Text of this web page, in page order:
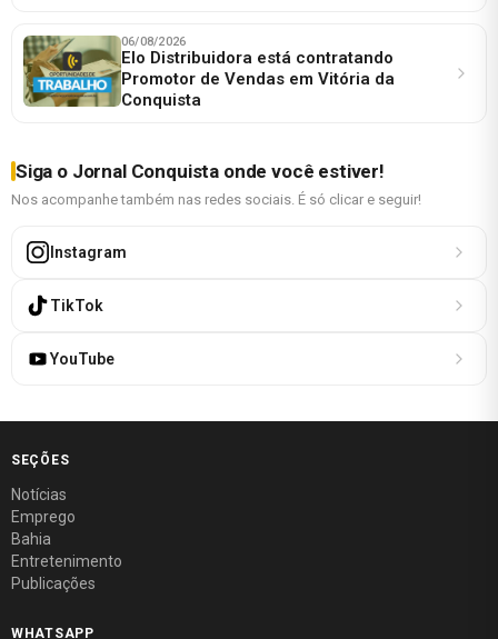
06/08/2026
Elo Distribuidora está contratando
Promotor de Vendas em Vitória da
Conquista
Siga o Jornal Conquista onde você estiver!
Nos acompanhe também nas redes sociais. É só clicar e seguir!
Instagram
TikTok
YouTube
SEÇÕES
Notícias
Emprego
Bahia
Entretenimento
Publicações
WHATSAPP